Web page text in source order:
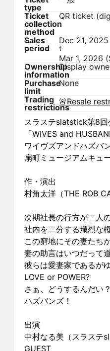
type
Ticket
collection
method
QR ticket
Sales
period
Dec 21,
t
Mar 1, 2026
Ownership
information
Display
Purchase
limit
None
Trading
restrictions
🚨Resale
スラステslatstick第8回
「WIVES and
ワイヴズアンドハズバ
扇町ミュージアムキュ
作・演出
村角太洋（THE ROB
次期社長の行方が二人
社内を二分する熾烈な
この窮地にその妻たち
妻の助言はいつだって
彼らは愛妻家であるがゆ
LOVE or POWER?
さぁ、どうするんだい？
ハズバンズ！
出演
中村なる美（スラステ
GUEST